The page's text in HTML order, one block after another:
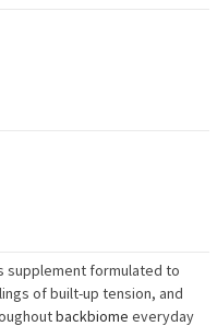
supplement formulated to
of built-up tension, and
backbiome everyday